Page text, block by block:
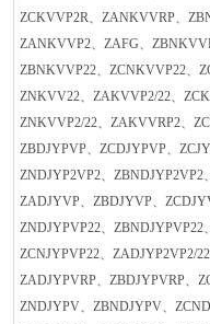
ZCKVVP2R、ZANKVVRP、
ZANKVVP2、ZAFG、
ZBNKVVP22、ZCNKVVP22、
ZNKVV22、ZAKVVP2/22、
ZNKVVP2/22、ZAKVVRP2、
ZBDJYPVP、ZCDJYPVP、
ZNDJYP2VP2、
ZADJYVP、ZBDJYVP、
ZNDJYPVP22、ZBNDJYPVP22
ZCNJYPVP22、ZADJYP2VP2/
ZADJYPVRP、ZBDJYPVRP、
ZNDJYPV、ZBNDJYPV、